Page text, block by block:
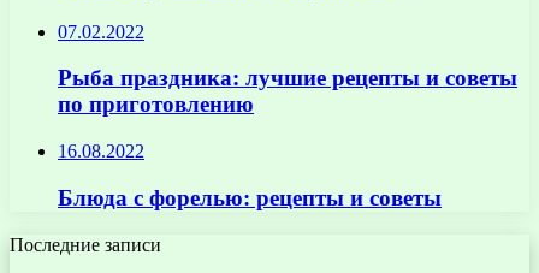
07.02.2022
Рыба праздника: лучшие рецепты и советы
по приготовлению
16.08.2022
Блюда с форелью: рецепты и советы
Последние записи